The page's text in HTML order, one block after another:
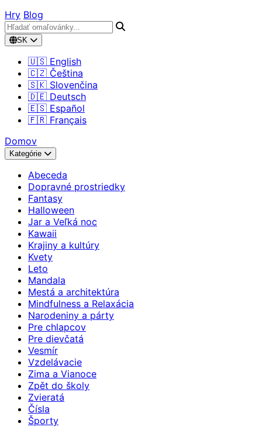
Hry Blog
SK
🇺🇸 English
🇨🇿 Čeština
🇸🇰 Slovenčina
🇩🇪 Deutsch
🇪🇸 Español
🇫🇷 Français
Domov
Kategórie
Abeceda
Dopravné prostriedky
Fantasy
Halloween
Jar a Veľká noc
Kawaii
Krajiny a kultúry
Kvety
Leto
Mandala
Mestá a architektúra
Mindfulness a Relaxácia
Narodeniny a párty
Pre chlapcov
Pre dievčatá
Vesmír
Vzdelávacie
Zima a Vianoce
Zpět do školy
Zvieratá
Čísla
Športy